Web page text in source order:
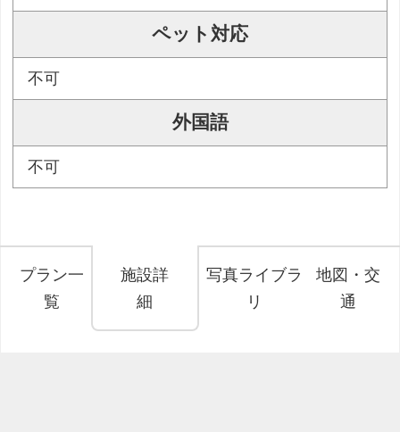
ペット対応
不可
外国語
不可
プラン一
覧
施設詳
細
写真ライブラ
リ
地図・交
通